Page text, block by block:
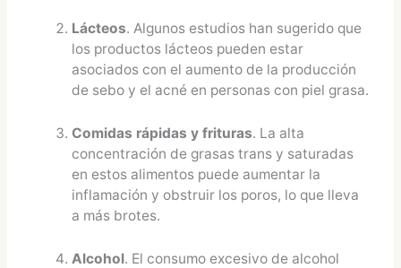
Lácteos. Algunos estudios han sugerido que
los productos lácteos pueden estar
asociados con el aumento de la producción
de sebo y el acné en personas con piel grasa.
Comidas rápidas y frituras. La alta
concentración de grasas trans y saturadas
en estos alimentos puede aumentar la
inflamación y obstruir los poros, lo que lleva
a más brotes.
Alcohol. El consumo excesivo de alcohol